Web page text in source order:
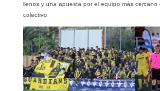
llenos y una apuesta por el equipo más
colectivo.